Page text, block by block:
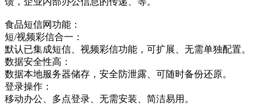
食品短信网功能：
短/视频彩信合一：
默认已集成短信、视频彩信功能，可扩展、无需单独配置。
数据安全性高：
数据本地服务器储存，安全防泄露、可随时备份还原。
登录操作：
移动办公、多点登录、无需安装、简洁易用。